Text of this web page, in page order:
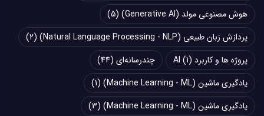
هوش مصنوعی مولد (Generative AI)
(5)
پردازش زبان طبیعی (Natural Language Processing - NLP)
(2)
پروژه ها و کاربرد AI (1) چند‌‌رسانه‌ای (44)
یادگیری ماشین (Machine Learning - ML)
(1)
یادگیری ماشین (Machine Learning - ML)
(3)